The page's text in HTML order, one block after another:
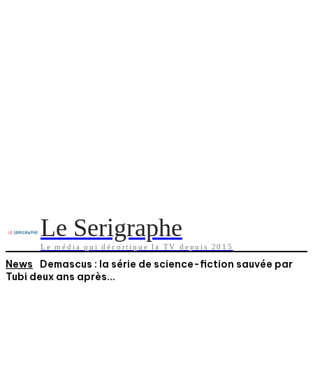
Le Serigraphe
Le média qui décortique la TV depuis 2015
News
Demascus : la série de science-fiction sauvée par
Tubi deux ans après...